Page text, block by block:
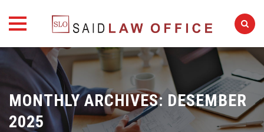
Skip
content
MONTHLY ARCHIVES: DESEMBER
2025